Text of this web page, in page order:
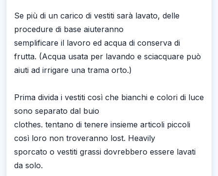
Se più di un carico di vestiti sarà lavato, delle
procedure di base aiuteranno
semplificare il lavoro ed acqua di conserva di
frutta. (Acqua usata per lavando e sciacquare può
aiuti ad irrigare una trama orto.)
Prima divida i vestiti così che bianchi e colori di luce
sono separato dal buio
clothes. tentano di tenere insieme articoli piccoli
così loro non troveranno lost. Heavily
sporcato o vestiti grassi dovrebbero essere lavati
da solo.